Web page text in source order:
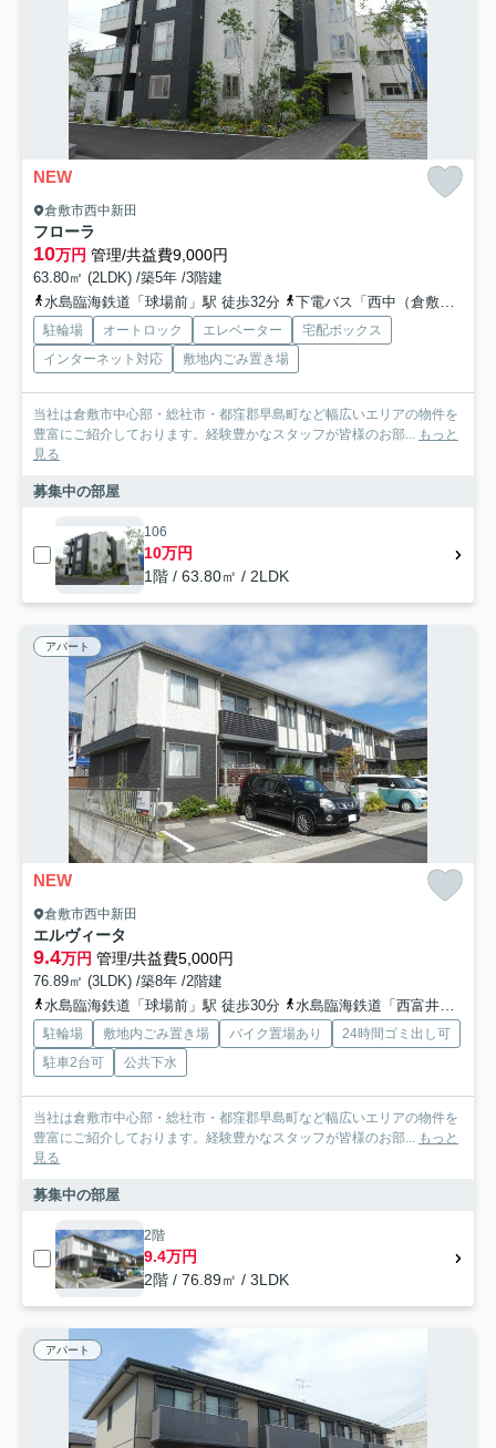
NEW
倉敷市西中新田
フローラ
10万円 管理/共益費9,000円
63.80㎡ (2LDK) /築5年 /3階建
水島臨海鉄道「球場前」駅 徒歩32分
下電バス「西中（倉敷市）」バス停下車 徒歩9分
駐輪場 オートロック エレベーター
宅配ボックス
インターネット対応
敷地内ごみ置き場
当社は倉敷市中心部・総社市・都窪郡早島町など幅広いエリアの物件を
豊富にご紹介しております。経験豊かなスタッフが皆様のお部... もっと
見る
募集中の部屋
106
10万円
1階 / 63.80㎡ / 2LDK
アパート
NEW
倉敷市西中新田
エルヴィータ
9.4万円 管理/共益費5,000円
76.89㎡ (3LDK) /築8年 /2階建
水島臨海鉄道「球場前」駅 徒歩30分
水島臨海鉄道「西富井」駅 徒歩31分
駐輪場 敷地内ごみ置き場 バイク置場あり
24時間ゴミ出し可
駐車2台可
公共下水
当社は倉敷市中心部・総社市・都窪郡早島町など幅広いエリアの物件を
豊富にご紹介しております。経験豊かなスタッフが皆様のお部... もっと
見る
募集中の部屋
2階
9.4万円
2階 / 76.89㎡ / 3LDK
アパート